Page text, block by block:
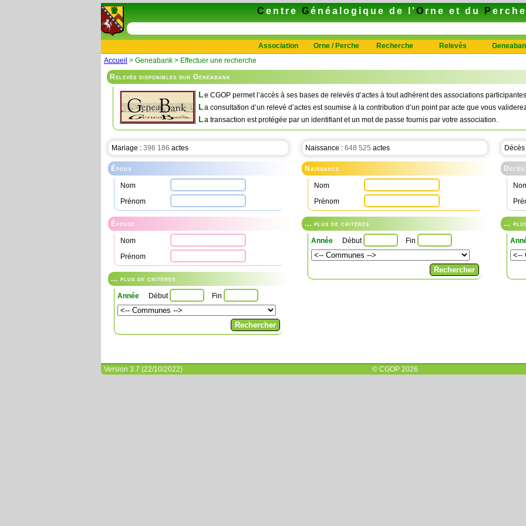
C entre Généalogique de l' O rne et du P erche
Association Orne / Perche Recherche Relevés
Accueil > Geneabank > Effectuer une recherche
Relevés disponibles sur Geneabank
Le CGOP permet l’accès à ses bases de relevés d’actes à tout adhérent des associations
La consultation d’un relevé d’actes est soumise à la contribution d’un point par acte que vous
La transaction est protégée par un identifiant et un mot de passe fournis par votre association.
Mariage : 396 186 actes
Époux
Nom
Prénom
Épouse
Nom
Prénom
... plus de critères
Année Début Fin
Naissance : 648 525 actes
Naissance
Nom
Prénom
... plus de critères
Année Début Fin
Décès
Décès
...
Version 3.7 (22/10/2022) © CGOP 2026